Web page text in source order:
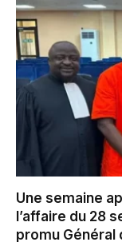
Une semaine
l’affaire du 28
promu Général